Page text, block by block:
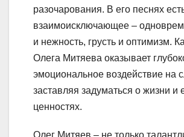
разочарования. В его песнях
взаимоисключающее –
и нежность, грусть и оптимизм.
Олега Митяева оказывает
эмоциональное воздействие на
заставляя задуматься о жизни и
ценностях.